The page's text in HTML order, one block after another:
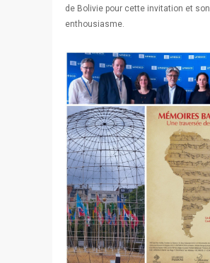
de Bolivie pour cette invitation et son
enthousiasme.